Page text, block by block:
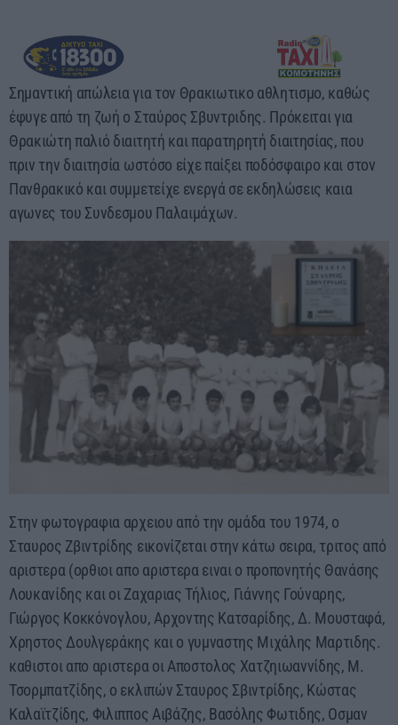
Σημαντική απώλεια για τον Θρακιωτικο αθλητισμο, καθώς
έφυγε από τη ζωή ο Σταύρος Σβυντριδης. Πρόκειται για
Θρακιώτη παλιό διαιτητή και παρατηρητή διαιτησίας, που
πριν την διαιτησία ωστόσο είχε παίξει ποδόσφαιρο και στον
Πανθρακικό και συμμετείχε ενεργά σε εκδηλώσεις καια
αγωνες του Συνδεσμου Παλαιμάχων.
Στην φωτογραφια αρχειου από την ομάδα του 1974, ο
Σταυρος Ζβιντρίδης εικονίζεται στην κάτω σειρα, τριτος από
αριστερα (ορθιοι απο αριστερα ειναι ο προπονητής Θανάσης
Λουκανίδης και οι Ζαχαριας Τήλιος, Γιάννης Γούναρης,
Γιώργος Κοκκόνογλου, Αρχοντης Κατσαρίδης, Δ. Μουσταφά,
Χρηστος Δουλγεράκης και ο γυμναστης Μιχάλης Μαρτιδης.
καθιστοι απο αριστερα οι Αποστολος Χατζηιωαννίδης, Μ.
Τσορμπατζίδης, ο εκλιπών Σταυρος Σβιντρίδης, Κώστας
Καλαϊτζίδης, Φιλιππος Αιβάζης, Βασόλης Φωτιδης, Οσμαν